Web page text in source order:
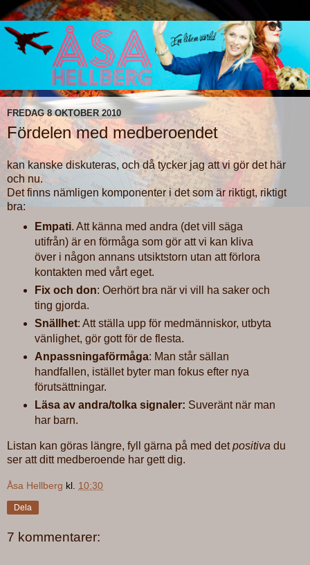
FREDAG 8 OKTOBER 2010
Fördelen med medberoendet
kan kanske diskuteras, och då tycker jag att vi gör det här
och nu.
Det finns nämligen komponenter i det som är riktigt, riktigt
bra:
Empati. Att känna med andra (det vill säga
utifrån) är en förmåga som gör att vi kan kliva
över i någon annans utsiktstorn utan att förlora
kontakten med vårt eget.
Fix och don: Oerhört bra när vi vill ha saker och
ting gjorda.
Snällhet: Att ställa upp för medmänniskor, utbyta
vänlighet, gör gott för de flesta.
Anpassningaförmåga: Man står sällan
handfallen, istället byter man fokus efter nya
förutsättningar.
Läsa av andra/tolka signaler: Suveränt när man
har barn.
Listan kan göras längre, fyll gärna på med detpositiva du
ser att ditt medberoende har gett dig.
Åsa Hellberg kl. 10:30
Dela
7 kommentarer: